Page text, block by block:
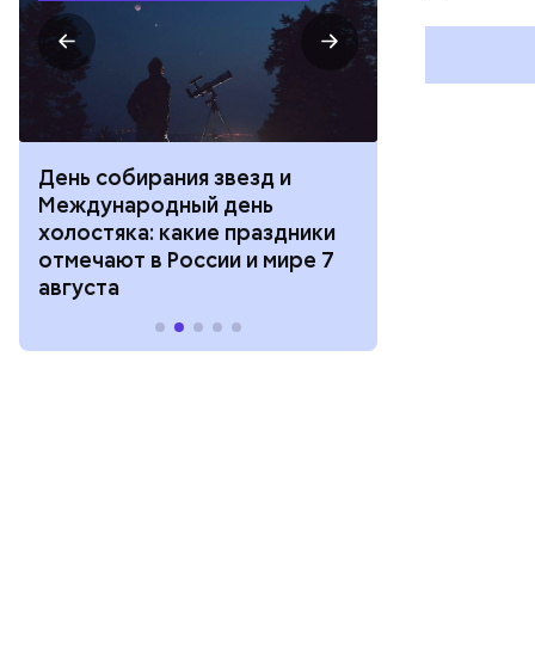
День собирания звезд и
Международный день
холостяка: какие праздники
отмечают в России и мире 7
августа